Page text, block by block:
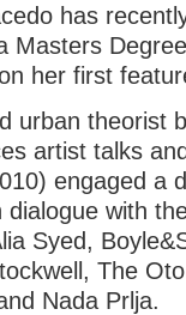
has
Masters
her first
urban theorist
artist talks
engaged a
with
Syed,
The
Nada Prlja.